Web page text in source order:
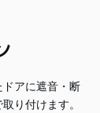
アに遮音・断
り付けます。